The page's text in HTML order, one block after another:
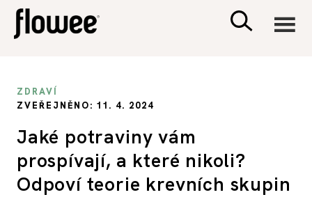
PSYCHOLOGIE
ZDRAVÍ
ZVEŘEJNĚNO: 11. 4. 2024
Jaké potraviny vám
prospívají, a které nikoli?
Odpoví teorie krevních skupin